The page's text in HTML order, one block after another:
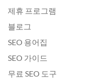
제휴 프로그램
블로그
SEO 용어집
SEO 가이드
무료 SEO 도구